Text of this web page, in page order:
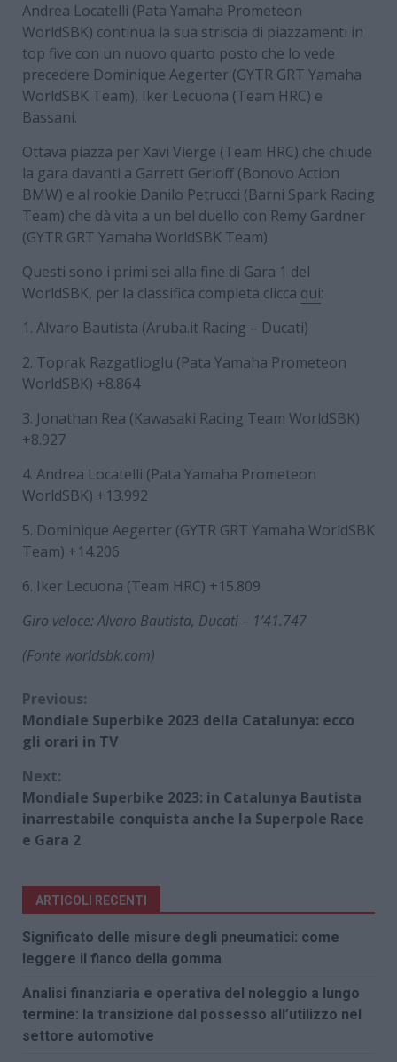
Andrea Locatelli (Pata Yamaha Prometeon
WorldSBK) continua la sua striscia di piazzamenti in
top five con un nuovo quarto posto che lo vede
precedere Dominique Aegerter (GYTR GRT Yamaha
WorldSBK Team), Iker Lecuona (Team HRC) e
Bassani.
Ottava piazza per Xavi Vierge (Team HRC) che chiude
la gara davanti a Garrett Gerloff (Bonovo Action
BMW) e al rookie Danilo Petrucci (Barni Spark Racing
Team) che dà vita a un bel duello con Remy Gardner
(GYTR GRT Yamaha WorldSBK Team).
Questi sono i primi sei alla fine di Gara 1 del
WorldSBK, per la classifica completa clicca qui:
1. Alvaro Bautista (Aruba.it Racing – Ducati)
2. Toprak Razgatlioglu (Pata Yamaha Prometeon
WorldSBK) +8.864
3. Jonathan Rea (Kawasaki Racing Team WorldSBK)
+8.927
4. Andrea Locatelli (Pata Yamaha Prometeon
WorldSBK) +13.992
5. Dominique Aegerter (GYTR GRT Yamaha WorldSBK
Team) +14.206
6. Iker Lecuona (Team HRC) +15.809
Giro veloce: Alvaro Bautista, Ducati – 1’41.747
(Fonte worldsbk.com)
Continue
Reading
Previous:
Mondiale Superbike 2023 della Catalunya: ecco
gli orari in TV
Next:
Mondiale Superbike 2023: in Catalunya Bautista
inarrestabile conquista anche la Superpole Race
e Gara 2
ARTICOLI RECENTI
Significato delle misure degli pneumatici: come
leggere il fianco della gomma
Analisi finanziaria e operativa del noleggio a lungo
termine: la transizione dal possesso all’utilizzo nel
settore automotive